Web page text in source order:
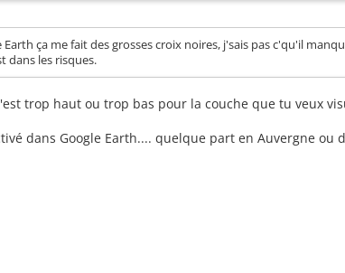
ça me fait des grosses croix noires, j'sais pas c'qu'il
dans les risques.
trop haut ou trop bas pour la couche que tu veux
dans Google Earth.... quelque part en Auvergne